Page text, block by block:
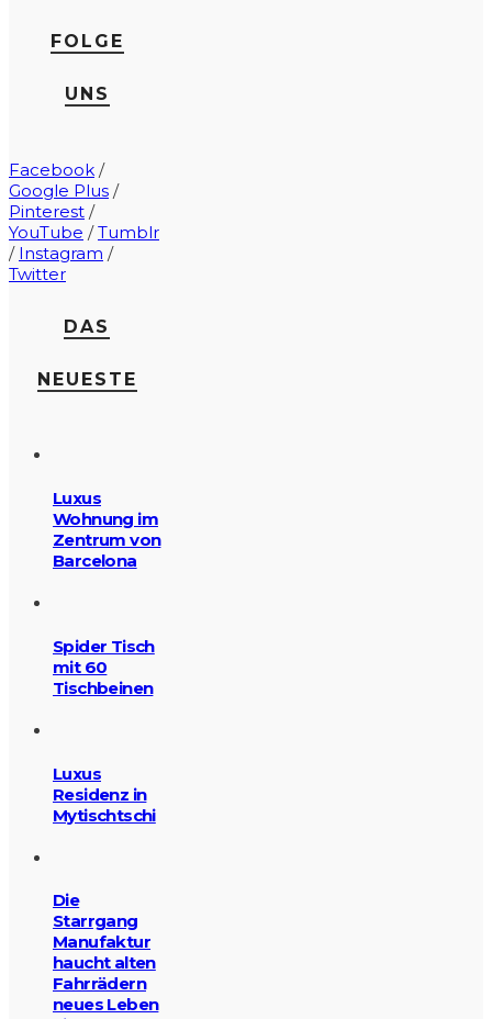
FOLGE
UNS
Facebook /
Google Plus /
Pinterest /
YouTube /Tumblr
/ Instagram /
Twitter
DAS
NEUESTE
Luxus
Wohnung im
Zentrum von
Barcelona
Spider Tisch
mit 60
Tischbeinen
Luxus
Residenz in
Mytischtschi
Die
Starrgang
Manufaktur
haucht alten
Fahrrädern
neues Leben